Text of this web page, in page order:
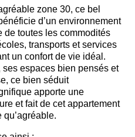
zone 30, ce bel
d’un environnement
de toutes les commodités
transports et services
un confort de vie idéal.
espaces bien pensés et
ce bien séduit
apporte une
et fait de cet appartement